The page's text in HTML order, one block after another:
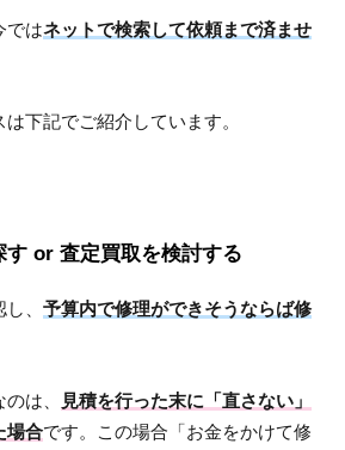
ではネットで検索して依頼まで済ませ
下記でご紹介しています。
or 査定買取を検討する
し、予算内で修理ができそうならば修
は、
見積を行った末に「直さない」
場合です。この場合「お金をかけて修